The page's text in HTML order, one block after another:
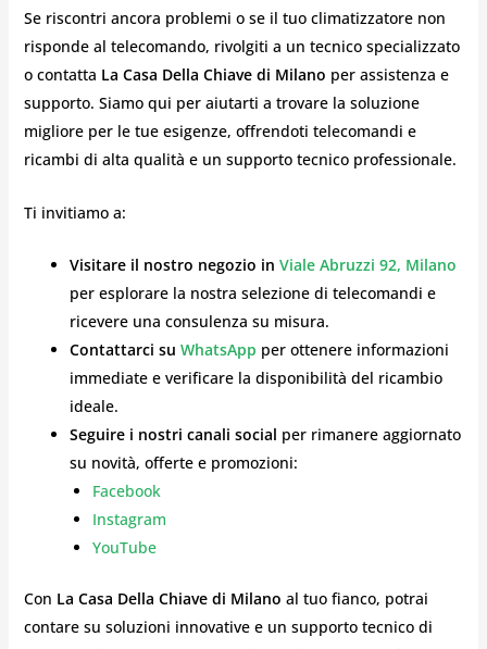
Se riscontri ancora problemi o se il tuo climatizzatore non
risponde al telecomando, rivolgiti a un tecnico specializzato
o contatta La Casa Della Chiave di Milano per assistenza e
supporto. Siamo qui per aiutarti a trovare la soluzione
migliore per le tue esigenze, offrendoti telecomandi e
ricambi di alta qualità e un supporto tecnico professionale.
Ti invitiamo a:
Visitare il nostro negozio in Viale Abruzzi 92, Milano
per esplorare la nostra selezione di telecomandi e
ricevere una consulenza su misura.
Contattarci su WhatsApp per ottenere informazioni
immediate e verificare la disponibilità del ricambio
ideale.
Seguire i nostri canali social per rimanere aggiornato
su novità, offerte e promozioni:
Facebook
Instagram
YouTube
Con La Casa Della Chiave di Milano al tuo fianco, potrai
contare su soluzioni innovative e un supporto tecnico di